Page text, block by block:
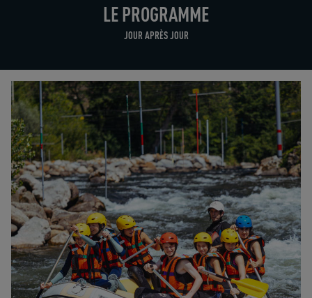
LE PROGRAMME
JOUR APRÈS JOUR